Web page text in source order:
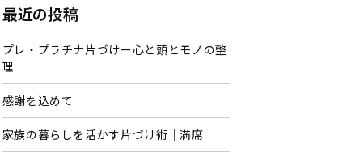
最近の投稿
プレ・プラチナ片づけー心と頭とモノの整
理
感謝を込めて
家族の暮らしを活かす片づけ術｜満席